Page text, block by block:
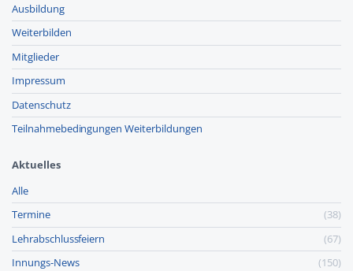
Ausbildung
Weiterbilden
Mitglieder
Impressum
Datenschutz
Teilnahmebedingungen Weiterbildungen
Aktuelles
Alle
Termine
(38)
Lehr­abschluss­feiern
(67)
Innungs-News
(150)